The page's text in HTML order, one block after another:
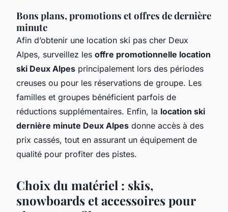
Bons plans, promotions et offres de dernière
minute
Afin d’obtenir une location ski pas cher Deux
Alpes, surveillez les offre promotionnelle location
ski Deux Alpes principalement lors des périodes
creuses ou pour les réservations de groupe. Les
familles et groupes bénéficient parfois de
réductions supplémentaires. Enfin, la location ski
dernière minute Deux Alpes donne accès à des
prix cassés, tout en assurant un équipement de
qualité pour profiter des pistes.
Choix du matériel : skis,
snowboards et accessoires pour